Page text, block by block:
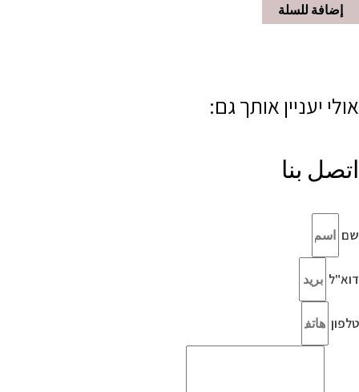
إضافة للسلة
אולי יעניין אותך גם:
اتصل بنا
שם
דוא"ל
טלפון